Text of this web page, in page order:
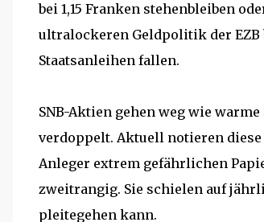
bei 1,15 Franken stehenbleiben
ultralockeren Geldpolitik der
Staatsanleihen fallen.
SNB-Aktien gehen weg wie
verdoppelt. Aktuell notieren
Anleger extrem gefährlichen
zweitrangig. Sie schielen auf
pleitegehen kann.